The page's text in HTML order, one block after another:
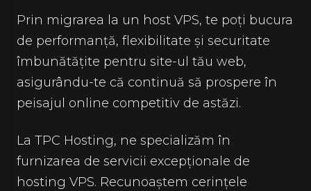
Prin migrarea la un host VPS, te poți bucura
de performanță, flexibilitate și securitate
îmbunătățite pentru site-ul tău web,
asigurându-te că continuă să prospere în
peisajul online competitiv de astăzi.
La TPC Hosting, ne specializăm în
furnizarea de servicii excepționale de
hosting VPS. Recunoaștem cerințele